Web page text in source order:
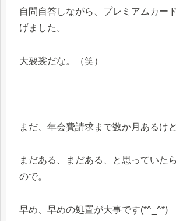
自問自答しながら、プレミアムカー
げました。
大袈裟だな。（笑）
まだ、年会費請求まで数か月あるけど
まだある、まだある、と思っていた
ので。
早め、早めの処置が大事です(*^_^*)